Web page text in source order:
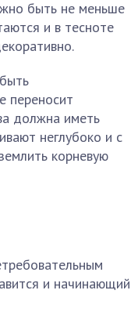
быть не меньше
и в тесноте
переносит
должна иметь
неглубоко и с
корневую
и начинающий